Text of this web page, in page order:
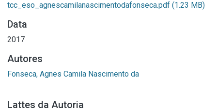
tcc_eso_agnescamilanascimentodafonseca.pdf (1.23 MB)
Data
2017
Autores
Fonseca, Agnes Camila Nascimento da
Lattes da Autoria